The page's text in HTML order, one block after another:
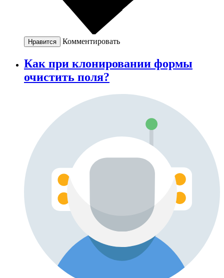
Нравится Комментировать
Как при клонировании формы
очистить поля?